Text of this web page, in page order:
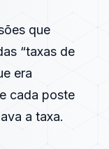
que
“taxas de
era
cada poste
a taxa.